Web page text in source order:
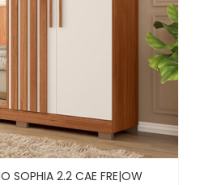
SOPHIA 2.2 CAE FRE|OW